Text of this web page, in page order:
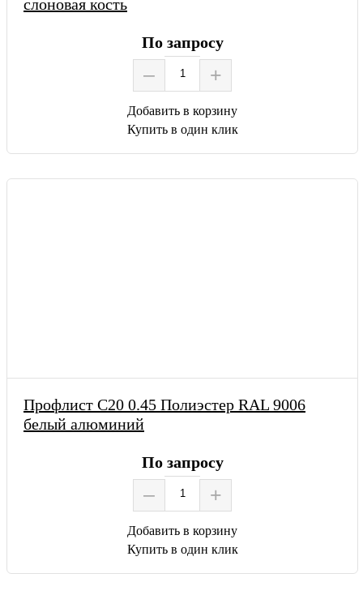
слоновая кость
По запросу
– +
Добавить в корзину
Купить в один клик
Профлист С20 0.45 Полиэстер RAL 9006
белый алюминий
По запросу
– +
Добавить в корзину
Купить в один клик